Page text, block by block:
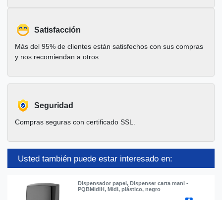
Satisfacción
Más del 95% de clientes están satisfechos con sus compras
y nos recomiendan a otros.
Seguridad
Compras seguras con certificado SSL.
Usted también puede estar interesado en:
Dispensador papel, Dispenser carta mani -
PQBMidiH, Midi, plástico, negro